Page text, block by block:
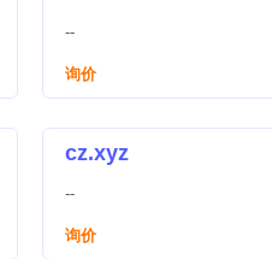
--
询价
cz.xyz
--
询价